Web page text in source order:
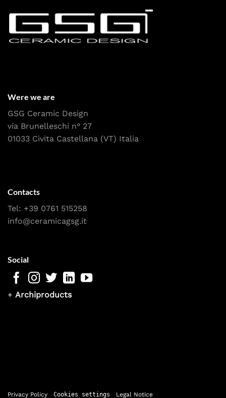
Were we are
GSG Ceramic Design
via Brunelleschi n° 27
01033 Civita Castellana (VT) Italia
Contacts
Tel: +39 0761 515258
info@ceramicagsg.it
Social
+ Archiproducts
Privacy Policy Cookies settings Legal Notice